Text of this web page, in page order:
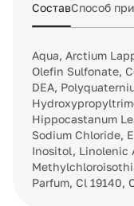
СоставСпособ
Aqua, Arctium
Olefin Sulfonate,
DEA,
Hippocastanum
Sodium Chloride,
Inositol, Linolenic
Parfum, Cl 19140,